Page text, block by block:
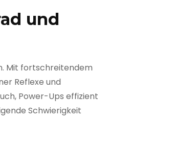
und
Mit fortschreitendem
Reflexe und
Power-Ups effizient
Schwierigkeit